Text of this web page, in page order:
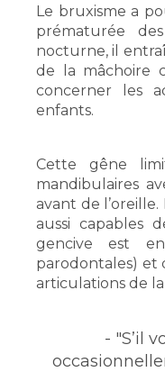
Le bruxisme a
prématurée
nocturne, il
de la mâchoire
concerner les
enfants.
Cette gêne
mandibulaires
avant de
aussi capables
gencive est
parodontales) et
articulations de
- "S’il